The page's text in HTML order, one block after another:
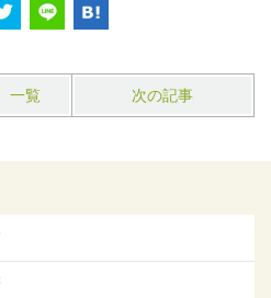
一覧 次の記事